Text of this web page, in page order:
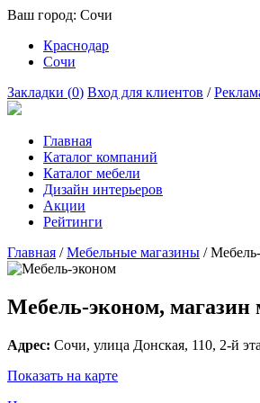
Ваш город: Сочи
Краснодар
Сочи
Закладки (0) Вход для клиентов /
Главная
Каталог компаний
Каталог мебели
Дизайн интерьеров
Акции
Рейтинги
Главная /Мебельные магазины /
Мебель-эконом, магазин
Адрес: Сочи, улица Донская, 110, 2-й
Показать на карте